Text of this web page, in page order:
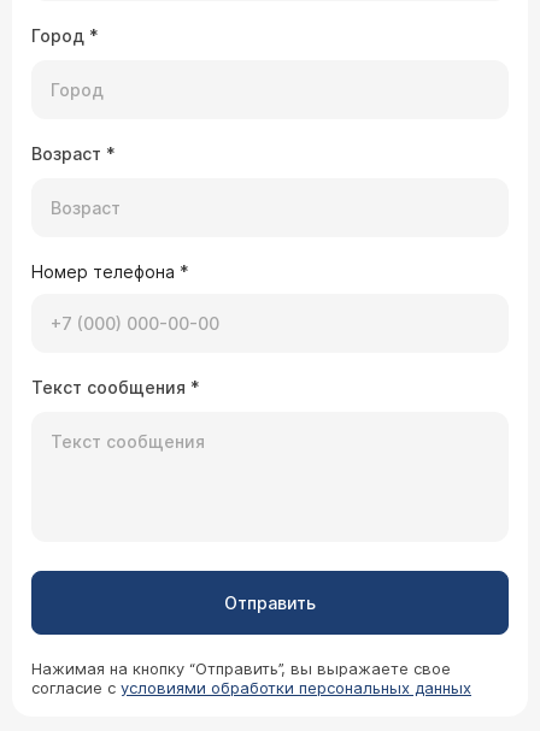
Город *
Возраст *
Номер телефона *
Текст сообщения *
Отправить
Нажимая на кнопку “Отправить”, вы выражаете свое
согласие с условиями обработки персональных данных